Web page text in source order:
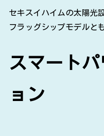
セキスイハイムの太陽光
フラッグシップモデルと
スマート
ョン